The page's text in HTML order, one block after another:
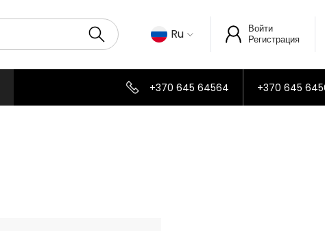
Ru
Войти
Регистрация
+370 645 64564 +370 645